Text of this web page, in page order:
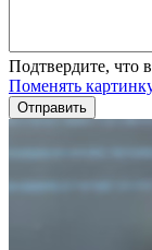
Подтвердите, что
Поменять